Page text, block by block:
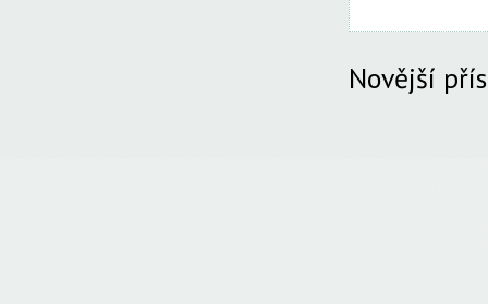
Novější